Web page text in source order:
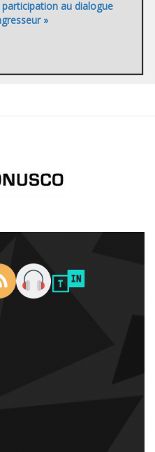
au dialogue
»